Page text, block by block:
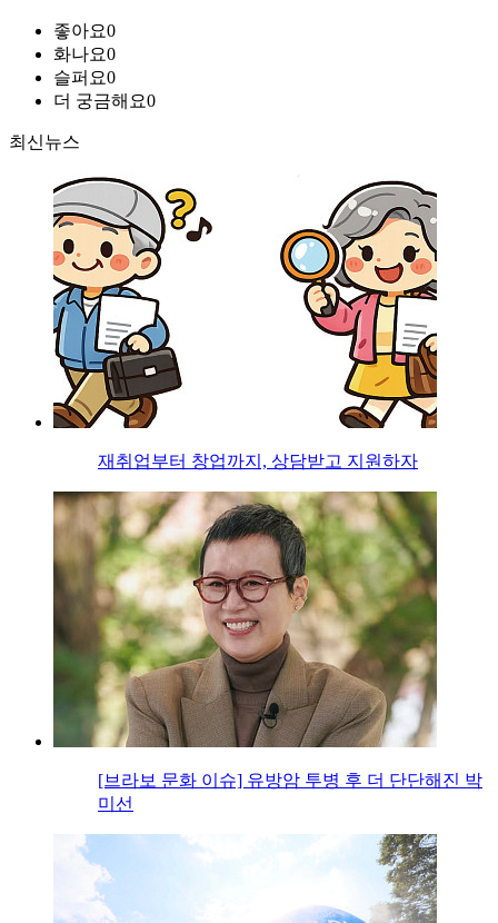
좋아요0
화나요0
슬퍼요0
더 궁금해요0
최신뉴스
재취업부터 창업까지, 상담받고 지원하자
[브라보 문화 이슈] 유방암 투병 후 더 단단해진 박
미선